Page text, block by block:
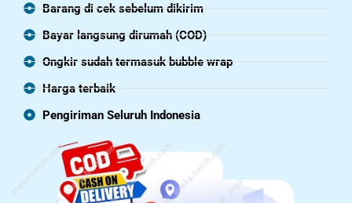
Barang di cek sebelum dikirim
Bayar langsung dirumah (COD)
Ongkir sudah termasuk bubble wrap
Harga terbaik
Pengiriman Seluruh Indonesia